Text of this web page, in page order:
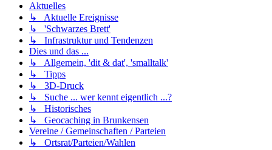
Aktuelles
↳ Aktuelle Ereignisse
↳ 'Schwarzes Brett'
↳ Infrastruktur und Tendenzen
Dies und das ...
↳ Allgemein, 'dit & dat', 'smalltalk'
↳ Tipps
↳ 3D-Druck
↳ Suche ... wer kennt eigentlich ...?
↳ Historisches
↳ Geocaching in Brunkensen
Vereine / Gemeinschaften / Parteien
↳ Ortsrat/Parteien/Wahlen